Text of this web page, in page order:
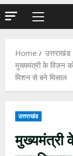
Primary
Home
उत्तराखंड
मुख्यमंत्री के विज़न
मिशन से बने मिसाल
उत्तराखंड
मुख्यमंत्री